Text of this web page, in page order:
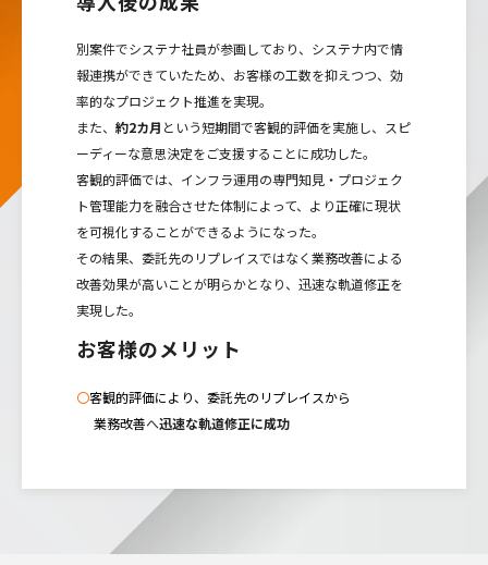
別案件でシステナ社員が参画しており、システナ内で情
報連携ができていたため、お客様の工数を抑えつつ、効
率的なプロジェクト推進を実現。
また、 約2カ月 という短期間で客観的評価を実施し、スピ
ーディーな意思決定をご支援することに成功した。
客観的評価では、インフラ運用の専門知見・プロジェク
ト管理能力を融合させた体制によって、より正確に現状
を可視化することができるようになった。
その結果、委託先のリプレイスではなく業務改善による
改善効果が高いことが明らかとなり、迅速な軌道修正を
実現した。
お客様のメリット
〇客観的評価により、委託先のリプレイスから
業務改善へ迅速な軌道修正に成功